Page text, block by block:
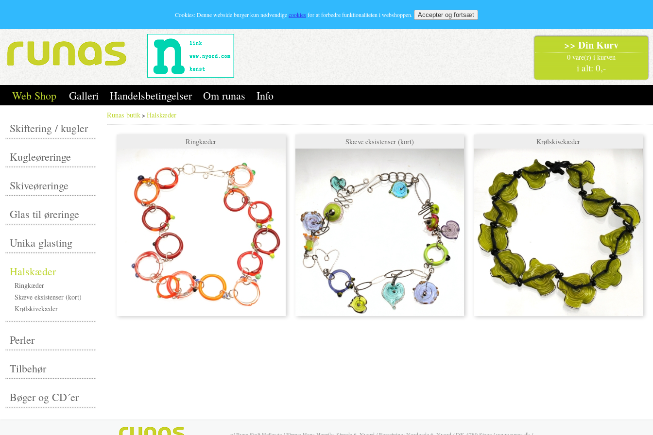
>> Din Kurv
0 vare(r) i kurven
i alt: 0,-
Web Shop Galleri Handelsbetingelser Om runas Info
Skiftering / kugler
Kugleøreringe
Skiveøreringe
Glas til øreringe
Unika glasting
Halskæder
Ringkæder
Skæve eksistenser (kort)
Krølskivekæder
Perler
Tilbehør
Bøger og CD´er
Runas butik> Halskæder
Ringkæder Skæve eksistenser (kort) Krølskivekæder
Cookies: Denne webside burger kun nødvendigecookies for at forbedre funktionaliteten i webshoppen.